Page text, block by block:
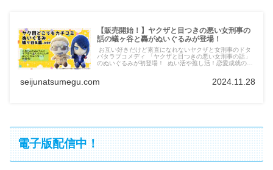
【販売開始！】ヤクザと目つきの悪い女刑事の
話の蟻ヶ谷と轟がぬいぐるみが登場！
お互い好きだけど素直になれないヤクザと女刑事のドタ
バタラブコメディ 「ヤクザと目つきの悪い女刑事の話」
のぬいぐるみが初登場！ ぬい活や推し活！恋愛成就のお
な世界にカチコミだ！
seijunatsumegu.com 2024.11.28
電子版配信中！